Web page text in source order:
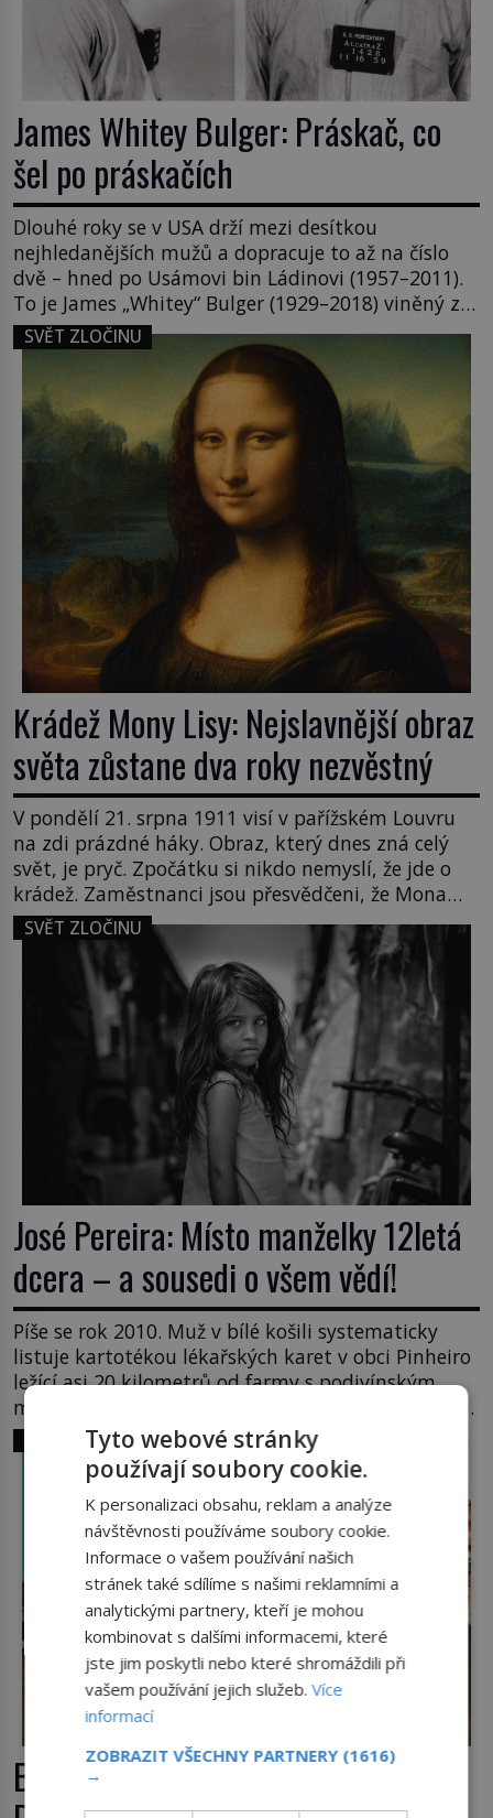
James Whitey Bulger: Práskač, co
šel po práskačích
Dlouhé roky se v USA drží mezi desítkou
nejhledanějších mužů a dopracuje to až na číslo
dvě – hned po Usámovi bin Ládinovi (1957–2011).
To je James „Whitey“ Bulger (1929–2018) viněný ze
spoluúčasti na 19 vraždách, vydírání a lichvy. A
samozřejmě, krom toho je ještě drogový dealer,
který neváhá odstranit z cesty všechny práskače,
zatímco […]
SVĚT ZLOČINU
Krádež Mony Lisy: Nejslavnější obraz
světa zůstane dva roky nezvěstný
V pondělí 21. srpna 1911 visí v pařížském Louvru
na zdi prázdné háky. Obraz, který dnes zná celý
svět, je pryč. Zpočátku si nikdo nemyslí, že jde o
krádež. Zaměstnanci jsou přesvědčeni, že Mona
Lisa je jen v restaurátorské dílně nebo u fotografa.
Když se ukáže pravda, propukne jeden z největších
honů na zloděje v […]
SVĚT ZLOČINU
José Pereira: Místo manželky 12letá
dcera – a sousedi o všem vědí!
Píše se rok 2010. Muž v bílé košili systematicky
listuje kartotékou lékařských karet v obci Pinheiro
ležící asi 20 kilometrů od farmy s podivínským
majitelem. Něco tu nesedí. Ledaže… Ledaže by ta
mladá dívka z farmy byla ne manželkou, ale
dcerou – a všechny ty děti byly zplozené v incestu.
Na sociálním odboru jednoho z […]
SVĚT ZLOČINU
Božská práce pro Jeffreyho
Tyto webové stránky
používají soubory cookie.
K personalizaci obsahu, reklam a analýze
návštěvnosti používáme soubory cookie.
Informace o vašem používání našich
stránek také sdílíme s našimi reklamními a
analytickými partnery, kteří je mohou
kombinovat s dalšími informacemi, které
jste jim poskytli nebo které shromáždili při
vašem používání jejich služeb.Více
informací
ZOBRAZIT VŠECHNY PARTNERY (1616)
→